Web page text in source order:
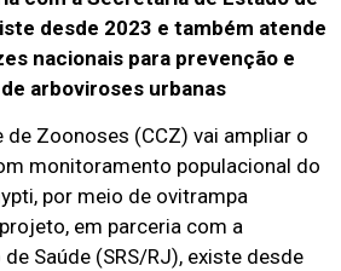
desde 2023 e também atende
nacionais para prevenção e
arboviroses urbanas
de Zoonoses (CCZ) vai ampliar o
monitoramento populacional do
por meio de ovitrampa
em parceria com a
Saúde (SRS/RJ), existe desde